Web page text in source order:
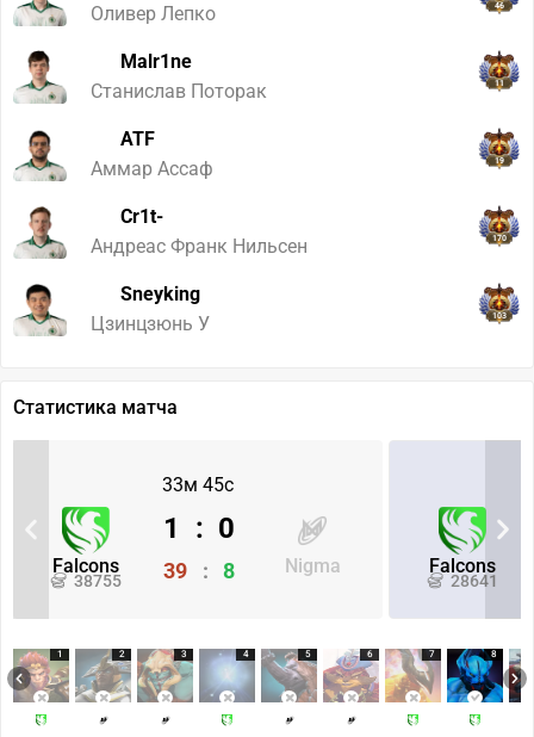
Оливер Лепко
46
Malr1ne
Станислав Поторак
11
ATF
Аммар Ассаф
19
Cr1t-
Андреас Франк Нильсен
170
Sneyking
Цзинцзюнь У
103
Статистика матча
33м 45с
Falcons
38755
Nigma
1 : 0
39 : 8 Falcons
28641
1 2 3 4 5 6 7 8